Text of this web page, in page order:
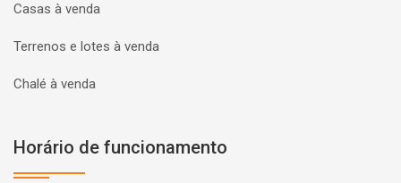
Casas à venda
Terrenos e lotes à venda
Chalé à venda
Horário de funcionamento